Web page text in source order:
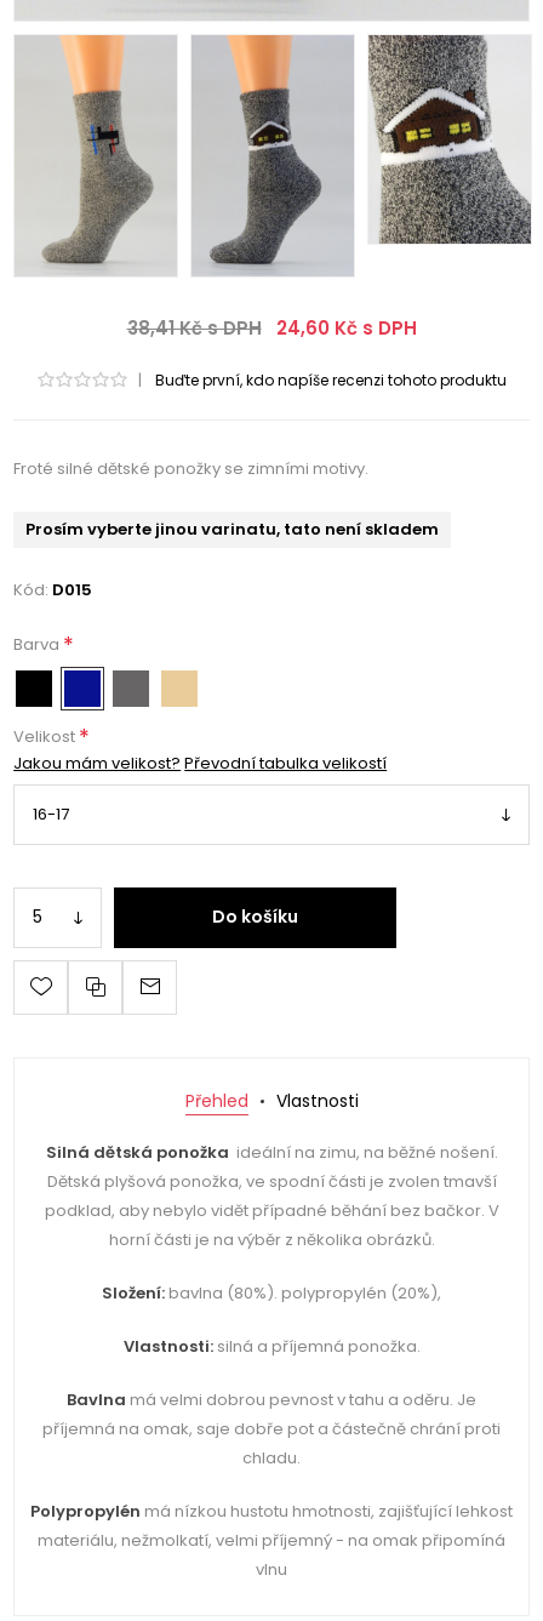
38,41 Kč s DPH 24,60 Kč s DPH
| Buďte první, kdo napíše recenzi tohoto produktu
Froté silné dětské ponožky se zimními motivy.
Prosím vyberte jinou varinatu, tato není skladem
Kód: D015
Barva *
Velikost *
Jakou mám velikost? Převodní tabulka velikostí
Do košíku
Přehled Vlastnosti
Silná dětská ponožka ideální na zimu, na běžné nošení.
Dětská plyšová ponožka, ve spodní části je zvolen tmavší
podklad, aby nebylo vidět případné běhání bez bačkor. V
horní části je na výběr z několika obrázků.
Složení: bavlna (80%). polypropylén (20%),
Vlastnosti:silná a příjemná ponožka.
Bavlna má velmi dobrou pevnost v tahu a oděru. Je
příjemná na omak, saje dobře pot a částečně chrání proti
chladu.
Polypropylén má nízkou hustotu hmotnosti, zajišťující lehkost
materiálu, nežmolkatí, velmi příjemný - na omak připomíná
vlnu